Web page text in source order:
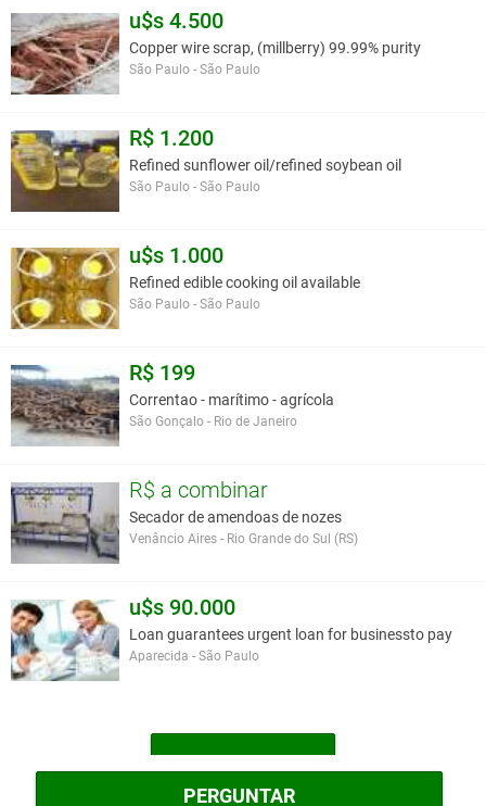
PERGUNTAR
Kit Hidráulico
Dimensão dos pneus
Você assume toda a responsabilidade pela cotação deste item. Você acha que
u$s 4.500
Copper wire scrap, (millberry) 99.99% purity
São Paulo - São Paulo
R$ 1.200
Refined sunflower oil/refined soybean oil
São Paulo - São Paulo
u$s 1.000
Refined edible cooking oil available
São Paulo - São Paulo
R$ 199
Correntao - marítimo - agrícola
São Gonçalo - Rio de Janeiro
R$ a combinar
Secador de amendoas de nozes
Venâncio Aires - Rio Grande do Sul (RS)
u$s 90.000
Loan guarantees urgent loan for businessto pay
Aparecida - São Paulo